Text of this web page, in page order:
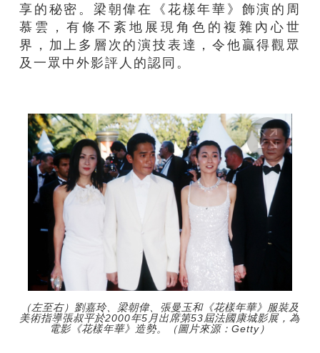
享的秘密。梁朝偉在《花樣年華》飾演的周
慕雲，有條不紊地展現角色的複雜內心世
界，加上多層次的演技表達，令他贏得觀眾
及一眾中外影評人的認同。
（左至右）劉嘉玲、梁朝偉、張曼玉和《花樣年華》服裝及
美術指導張叔平於2000年5月出席第53屆法國康城影展，為
電影《花樣年華》造勢。（圖片來源：Getty）